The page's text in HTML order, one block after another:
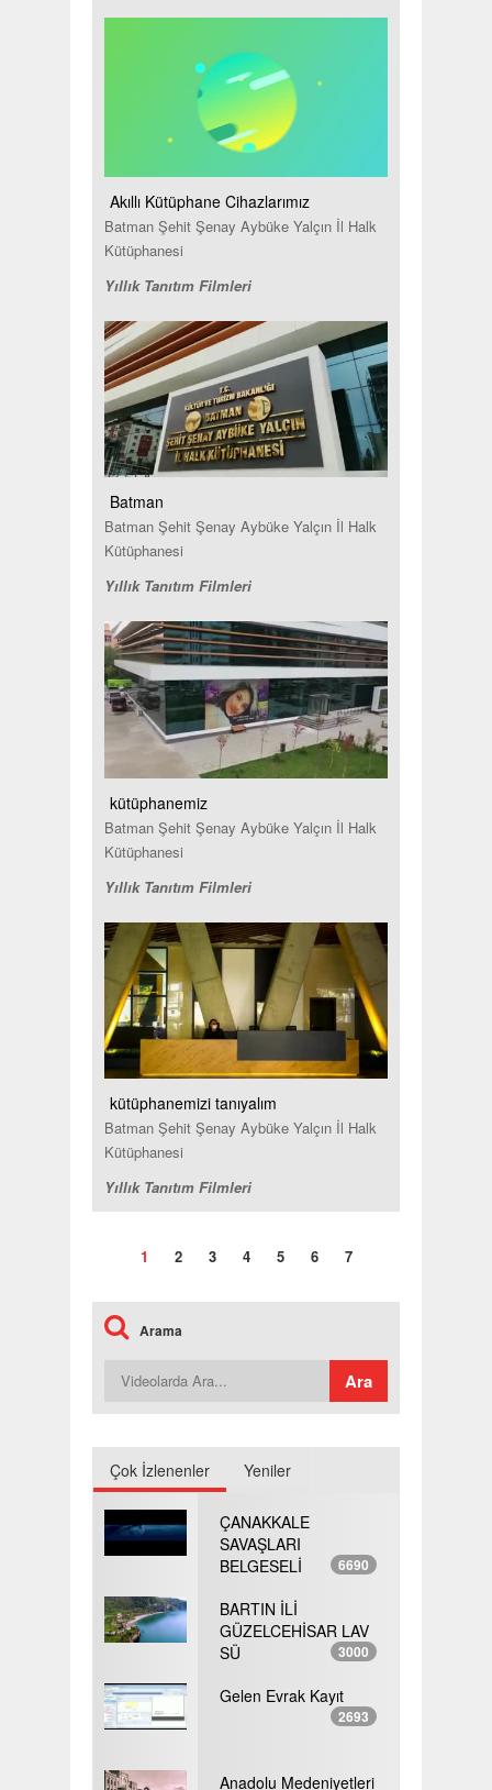
Akıllı Kütüphane Cihazlarımız
Batman Şehit Şenay Aybüke Yalçın İl Halk
Kütüphanesi
Yıllık Tanıtım Filmleri
Batman
Batman Şehit Şenay Aybüke Yalçın İl Halk
Kütüphanesi
Yıllık Tanıtım Filmleri
kütüphanemiz
Batman Şehit Şenay Aybüke Yalçın İl Halk
Kütüphanesi
Yıllık Tanıtım Filmleri
kütüphanemizi tanıyalım
Batman Şehit Şenay Aybüke Yalçın İl Halk
Kütüphanesi
Yıllık Tanıtım Filmleri
1 2 3 4 5 6 7
Arama
Çok İzlenenler Yeniler
ÇANAKKALE
SAVAŞLARI
BELGESELİ
6690
BARTIN İLİ
GÜZELCEHİSAR LAV
SÜ
3000
Gelen Evrak Kayıt
2693
Anadolu Medeniyetleri